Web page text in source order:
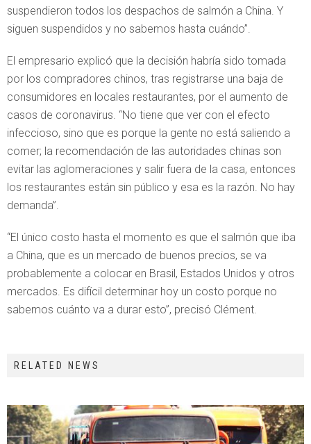
suspendieron todos los despachos de salmón a China. Y
siguen suspendidos y no sabemos hasta cuándo”.
El empresario explicó que la decisión habría sido tomada
por los compradores chinos, tras registrarse una baja de
consumidores en locales restaurantes, por el aumento de
casos de coronavirus. “No tiene que ver con el efecto
infeccioso, sino que es porque la gente no está saliendo a
comer; la recomendación de las autoridades chinas son
evitar las aglomeraciones y salir fuera de la casa, entonces
los restaurantes están sin público y esa es la razón. No hay
demanda”.
“El único costo hasta el momento es que el salmón que iba
a China, que es un mercado de buenos precios, se va
probablemente a colocar en Brasil, Estados Unidos y otros
mercados. Es difícil determinar hoy un costo porque no
sabemos cuánto va a durar esto”, precisó Clément.
RELATED NEWS